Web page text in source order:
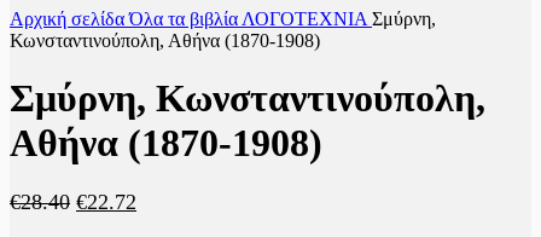
Αρχική σελίδαΌλα τα βιβλία ΛΟΓΟΤΕΧΝΙΑ Σμύρνη,
Κωνσταντινούπολη, Αθήνα (1870-1908)
Σμύρνη, Κωνσταντινούπολη,
Αθήνα (1870-1908)
€28.40 Original
€22.72